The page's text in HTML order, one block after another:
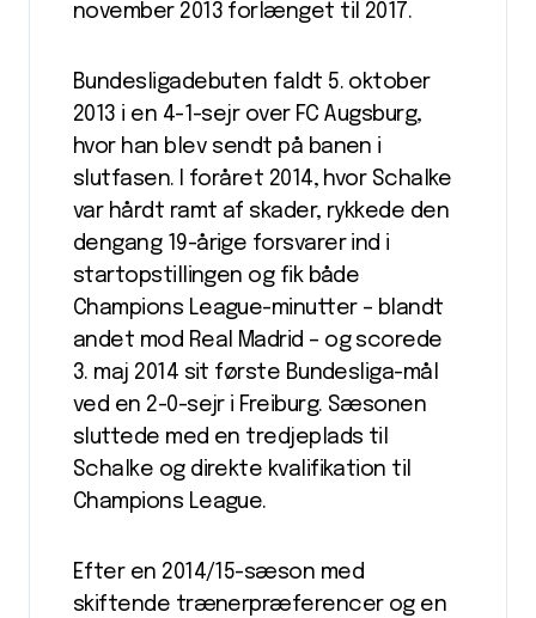
november 2013 forlænget til 2017.
Bundesligadebuten faldt 5. oktober
2013 i en 4-1-sejr over FC Augsburg,
hvor han blev sendt på banen i
slutfasen. I foråret 2014, hvor Schalke
var hårdt ramt af skader, rykkede den
dengang 19-årige forsvarer ind i
startopstillingen og fik både
Champions League-minutter – blandt
andet mod Real Madrid – og scorede
3. maj 2014 sit første Bundesliga-mål
ved en 2-0-sejr i Freiburg. Sæsonen
sluttede med en tredjeplads til
Schalke og direkte kvalifikation til
Champions League.
Efter en 2014/15-sæson med
skiftende trænerpræferencer og en